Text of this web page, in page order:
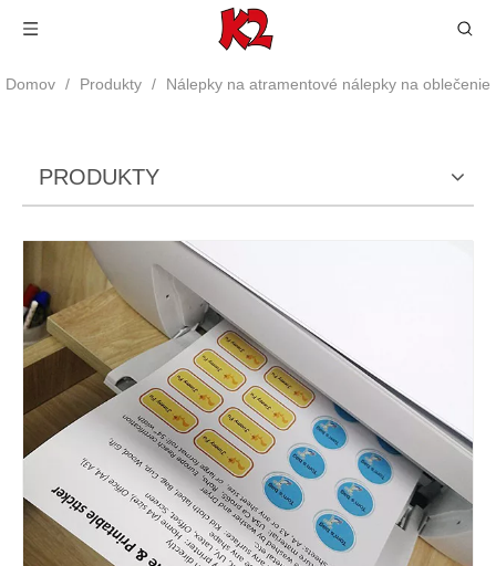
Domov / Produkty / Nálepky na atramentové nálepky na oblečenie
PRODUKTY